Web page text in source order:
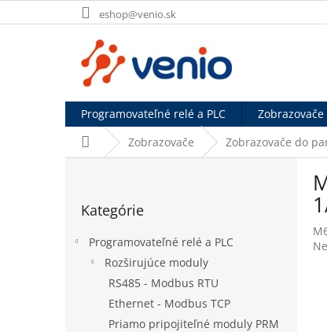
na
eshop@venio.sk
Programovateľné relé a PLC Zobrazovače
DomovZobrazovače Zobrazovače do
kategórie
Kategórie
Programovateľné relé a PLC
Rozširujúce moduly
RS485 - Modbus RTU
Ethernet - Modbus TCP
Priamo pripojiteľné moduly PRM